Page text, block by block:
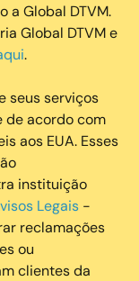
a Global DTVM.
Global DTVM e
.
seus serviços
de acordo com
aos EUA. Esses
instituição
Legais -
reclamações
ou
clientes da